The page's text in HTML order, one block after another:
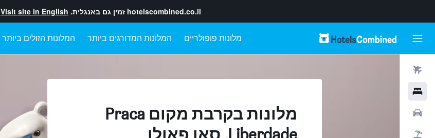
hotelscombined.co.il זמין גם באנגלית. Visit site in English
מלונות פופולריים המלונות המדורגים ביותר המלונות הזולים ביותר
מלונות בקרבת מקום Praca